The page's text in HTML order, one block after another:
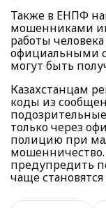
Также в ЕНПФ
мошенниками
работы
официальными
могут быть
Казахстанцам
коды из
только через
полицию при
предупредить
чаще